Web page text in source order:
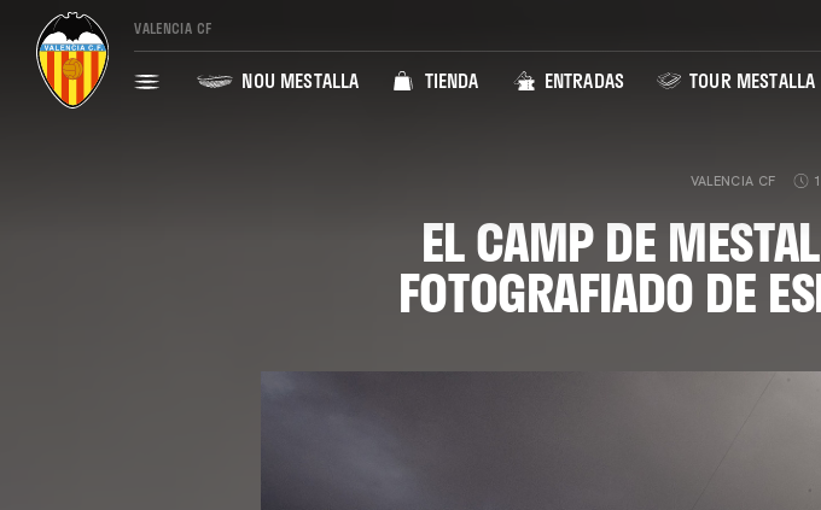
VALENCIA CF
NOU MESTALLA TIENDA ENTRADAS TOUR MESTALLA
VALENCIA CF
EL CAMP DE
FOTOGRAFIADO DE